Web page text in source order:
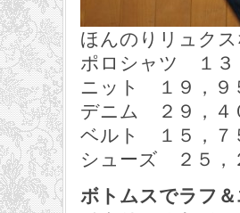
ほんのりリュク
ポロシャツ １３
ニット １９，９
デニム ２９，４
ベルト １５，７
シューズ ２５，
ボトムスでラフ